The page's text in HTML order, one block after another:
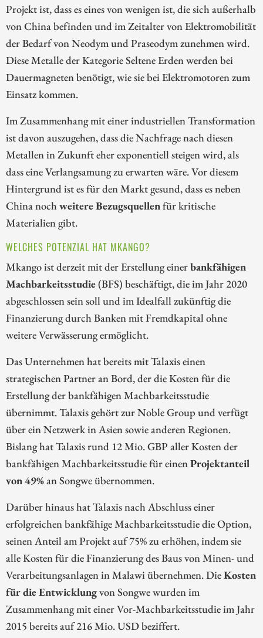
Projekt ist, dass es eines von wenigen ist, die sich außerhalb
von China befinden und im Zeitalter von Elektromobilität
der Bedarf von Neodym und Praseodym zunehmen wird.
Diese Metalle der Kategorie Seltene Erden werden bei
Dauermagneten benötigt, wie sie bei Elektromotoren zum
Einsatz kommen.
Im Zusammenhang mit einer industriellen Transformation
ist davon auszugehen, dass die Nachfrage nach diesen
Metallen in Zukunft eher exponentiell steigen wird, als
dass eine Verlangsamung zu erwarten wäre. Vor diesem
Hintergrund ist es für den Markt gesund, dass es neben
China nochweitere Bezugsquellenfür kritische
Materialien gibt.
WELCHES POTENZIAL HAT MKANGO?
Mkango ist derzeit mit der Erstellung einerbankfähigen
Machbarkeitsstudie(BFS) beschäftigt, die im Jahr 2020
abgeschlossen sein soll und im Idealfall zukünftig die
Finanzierung durch Banken mit Fremdkapital ohne
weitere Verwässerung ermöglicht.
Das Unternehmen hat bereits mit Talaxis einen
strategischen Partner an Bord, der die Kosten für die
Erstellung der bankfähigen Machbarkeitsstudie
übernimmt. Talaxis gehört zur Noble Group und verfügt
über ein Netzwerk in Asien sowie anderen Regionen.
Bislang hat Talaxis rund 12 Mio. GBP aller Kosten der
bankfähigen Machbarkeitsstudie für einenProjektanteil
von 49%an Songwe übernommen.
Darüber hinaus hat Talaxis nach Abschluss einer
erfolgreichen bankfähige Machbarkeitsstudie die Option,
seinen Anteil am Projekt auf 75% zu erhöhen, indem sie
alle Kosten für die Finanzierung des Baus von Minen- und
Verarbeitungsanlagen in Malawi übernehmen. DieKosten
für die Entwicklungvon Songwe wurden im
Zusammenhang mit einer Vor-Machbarkeitsstudie im Jahr
2015 bereits auf 216 Mio. USD beziffert.